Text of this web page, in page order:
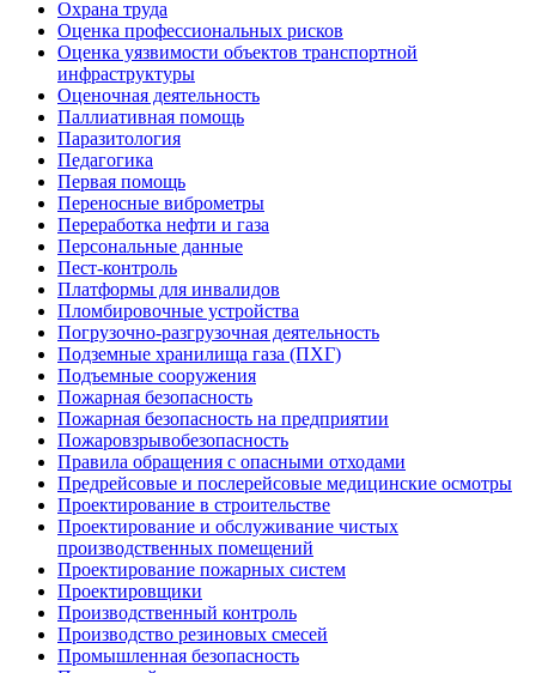
Охрана труда
Оценка профессиональных рисков
Оценка уязвимости объектов транспортной
инфраструктуры
Оценочная деятельность
Паллиативная помощь
Паразитология
Педагогика
Первая помощь
Переносные виброметры
Переработка нефти и газа
Персональные данные
Пест-контроль
Платформы для инвалидов
Пломбировочные устройства
Погрузочно-разгрузочная деятельность
Подземные хранилища газа (ПХГ)
Подъемные сооружения
Пожарная безопасность
Пожарная безопасность на предприятии
Пожаровзрывобезопасность
Правила обращения с опасными отходами
Предрейсовые и послерейсовые медицинские осмотры
Проектирование в строительстве
Проектирование и обслуживание чистых
производственных помещений
Проектирование пожарных систем
Проектировщики
Производственный контроль
Производство резиновых смесей
Промышленная безопасность